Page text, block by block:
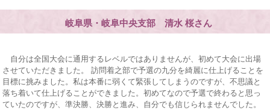
岐阜県・岐阜中央支部 清水 桜さん
自分は全国大会に通用するレベルではありませんが、初めて大会に出場
させていただきました。 訪問着之部で予選の九分を綺麗に仕上げることを
目標に挑みました。私は本番に弱くて緊張してしまうのですが、不思議と
落ち着いて仕上げることができました。初めてなので予選で終わると思っ
ていたのですが、準決勝、決勝と進み、自分でも信じられませんでした。